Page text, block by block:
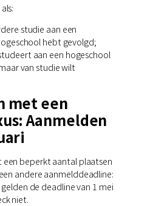
studie aan een
hebt gevolgd;
aan een hogeschool
van studie wilt
met een
Aanmelden
beperkt aantal plaatsen
andere aanmelddeadline:
de deadline van 1 mei
niet.